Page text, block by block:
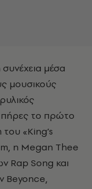
μέσα
μουσικούς
πήρες το πρώτο
«King’s
η Megan Thee
Rap Song και
Beyonce,